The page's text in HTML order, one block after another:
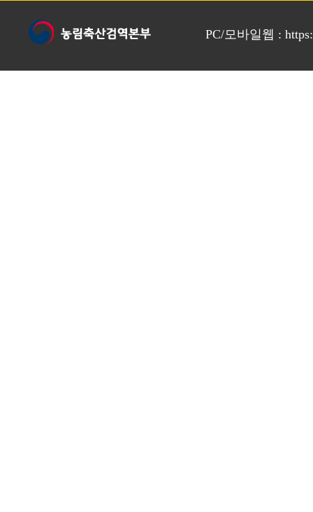
PC/모바일웹 :